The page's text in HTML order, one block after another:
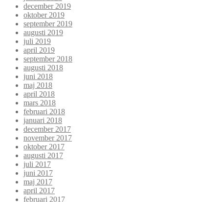
december 2019
oktober 2019
september 2019
augusti 2019
juli 2019
april 2019
september 2018
augusti 2018
juni 2018
maj 2018
april 2018
mars 2018
februari 2018
januari 2018
december 2017
november 2017
oktober 2017
augusti 2017
juli 2017
juni 2017
maj 2017
april 2017
februari 2017